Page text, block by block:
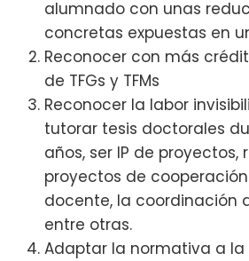
alumnado con unas
concretas expuestas en
Reconocer con más
de TFGs y TFMs
Reconocer la labor
tutorar tesis doctorales
años, ser IP de proyectos,
proyectos de
docente, la coordinación
entre otras.
Adaptar la normativa a la